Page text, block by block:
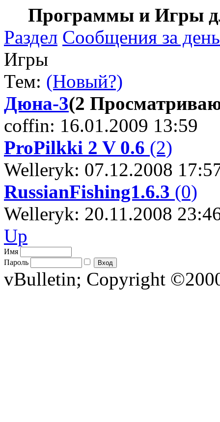
Программы и Игры
Раздел Сообщения за день
Игры
Тем: (Новый?)
Дюна-3(2
coffin: 16.01.2009 13:59
ProPilkki 2 V 0.6 (2)
Welleryk: 07.12.2008
RussianFishing1.6.3 (0)
Welleryk: 20.11.2008
Up
Имя
Пароль
vBulletin; Copyright